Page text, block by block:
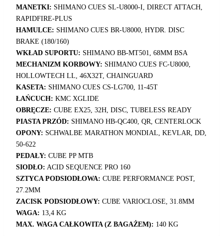
MANETKI: SHIMANO CUES SL-U8000-I, DIRECT ATTACH,
RAPIDFIRE-PLUS
HAMULCE: SHIMANO CUES BR-U8000, HYDR. DISC
BRAKE (180/160)
WKŁAD SUPORTU: SHIMANO BB-MT501, 68MM BSA
MECHANIZM KORBOWY: SHIMANO CUES FC-U8000,
HOLLOWTECH LL, 46X32T, CHAINGUARD
KASETA: SHIMANO CUES CS-LG700, 11-45T
ŁAŃCUCH: KMC XGLIDE
OBRĘCZE: CUBE EX25, 32H, DISC, TUBELESS READY
PIASTA PRZÓD: SHIMANO HB-QC400, QR, CENTERLOCK
OPONY: SCHWALBE MARATHON MONDIAL, KEVLAR, DD,
50-622
PEDAŁY: CUBE PP MTB
SIODŁO: ACID SEQUENCE PRO 160
SZTYCA PODSIODŁOWA: CUBE PERFORMANCE POST,
27.2MM
ZACISK PODSIODŁOWY: CUBE VARIOCLOSE, 31.8MM
WAGA: 13,4 KG
MAX. WAGA CAŁKOWITA (Z BAGAŻEM): 140 KG